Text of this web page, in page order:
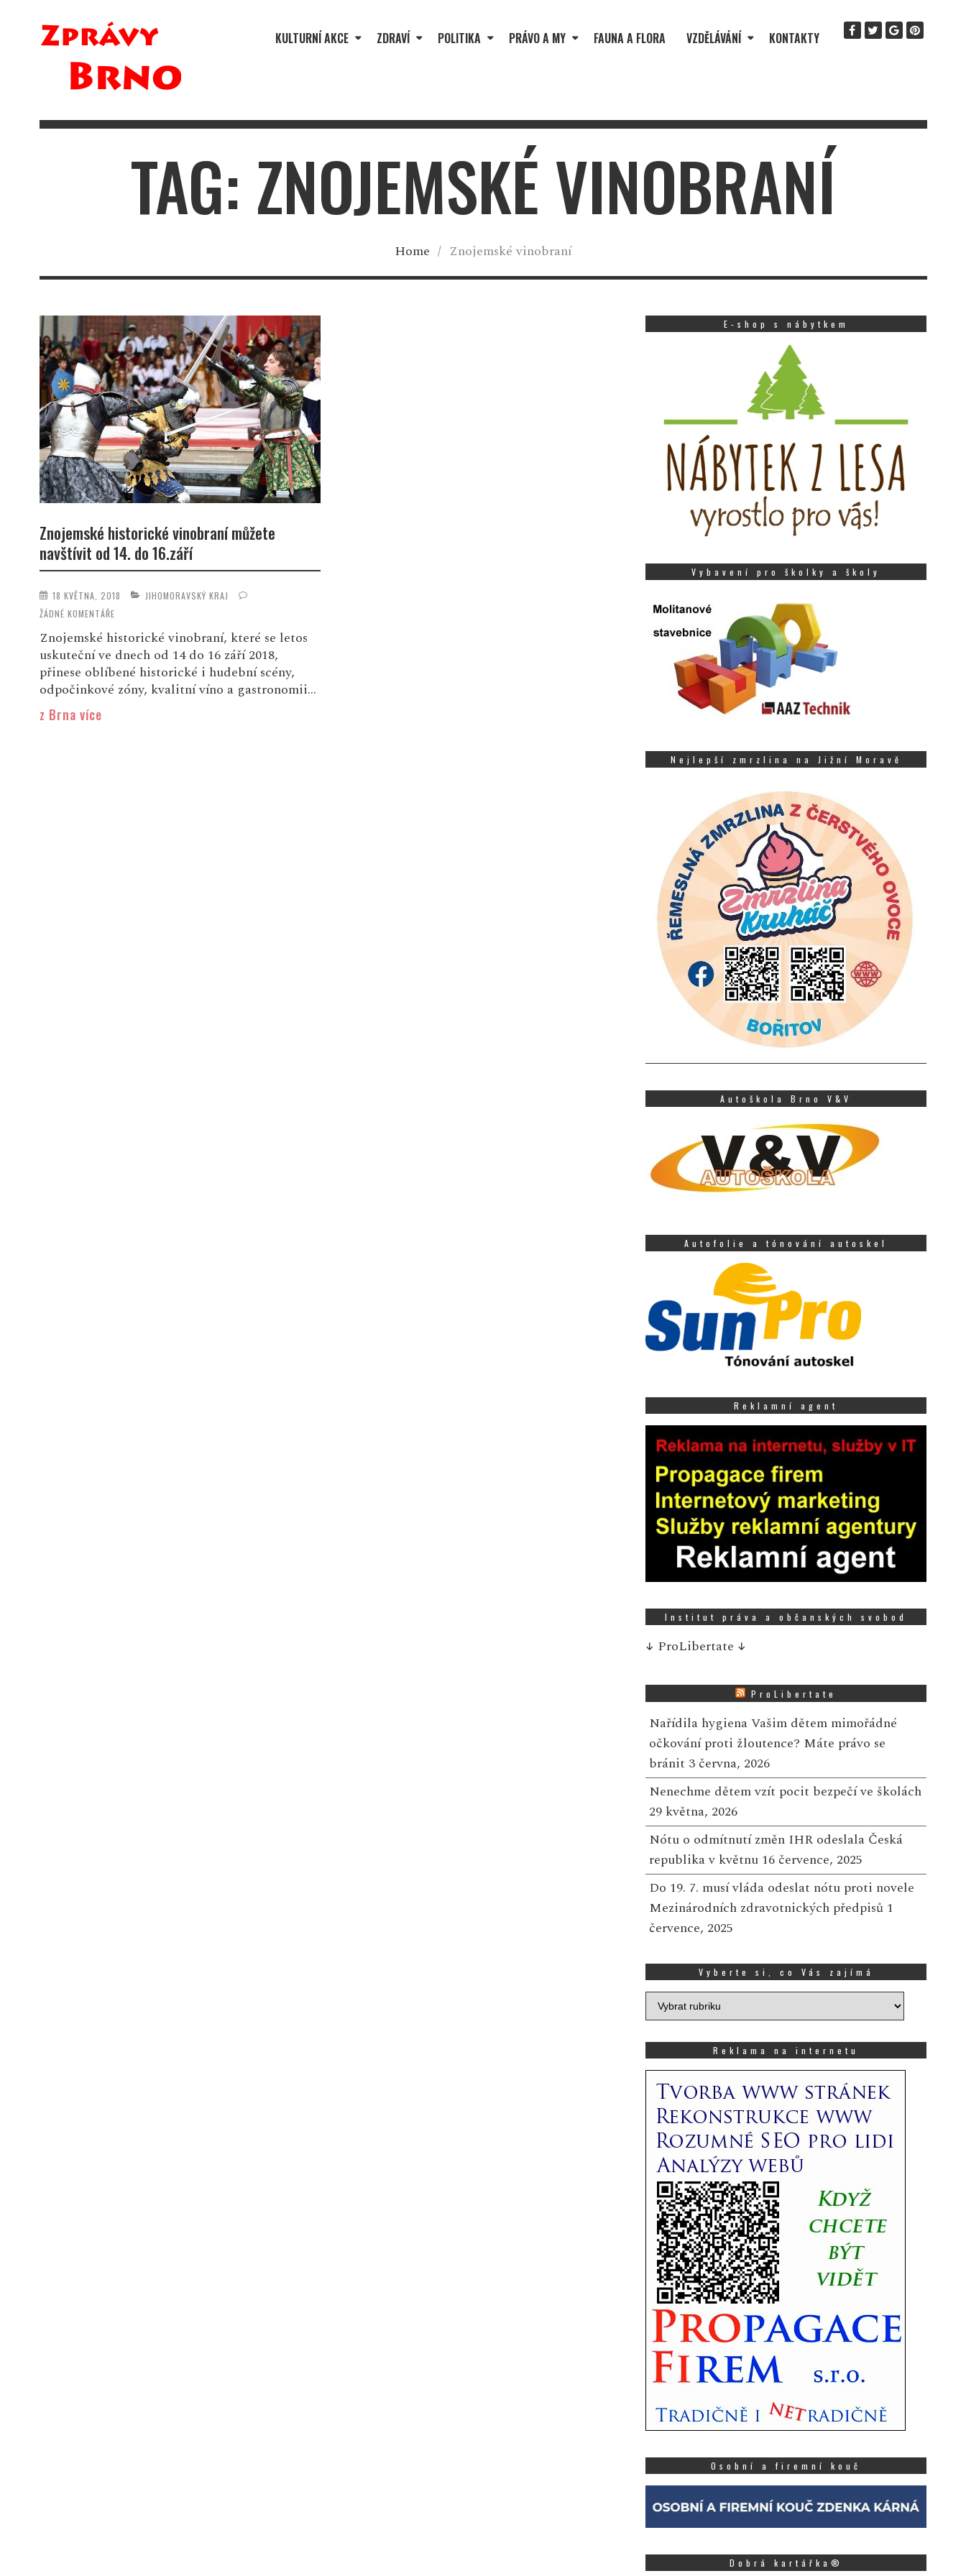
KULTURNÍ AKCE ZDRAVÍ POLITIKA PRÁVO A MY FAUNA A FLORA VZDĚLÁVÁNÍ KONTAKTY
TAG: ZNOJEMSKÉ VINOBRANÍ
Home / Znojemské vinobraní
Znojemské historické vinobraní můžete
navštívit od 14. do 16.září
18 KVĚTNA, 2018
JIHOMORAVSKÝ KRAJ
ŽÁDNÉ KOMENTÁŘE
Znojemské historické vinobraní, které se letos
uskuteční ve dnech od 14 do 16 září 2018,
přinese oblíbené historické i hudební scény,
odpočinkové zóny, kvalitní víno a gastronomii...
z Brna více
E-shop s nábytkem
Vybavení pro školky a školy
Nejlepší zmrzlina na Jižní Moravě
Autoškola Brno V&V
Autofolie a tónování autoskel
Reklamní agent
Institut práva a občanských svobod
↓ ProLibertate ↓
ProLibertate
Nařídila hygiena Vašim dětem mimořádné
očkování proti žloutence? Máte právo se
bránit 3 června, 2026
Nenechme dětem vzít pocit bezpečí ve školách
29 května, 2026
Nótu o odmítnutí změn IHR odeslala Česká
republika v květnu 16 července, 2025
Do 19. 7. musí vláda odeslat nótu proti novele
Mezinárodních zdravotnických předpisů 1
července, 2025
Vyberte si, co Vás zajímá
Vyberte
si,
zajímá
Reklama na internetu
Osobní a firemní kouč
Dobrá kartářka®